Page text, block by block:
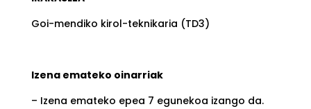
Goi-mendiko kirol-teknikaria (TD3)
Izena emateko oinarriak
– Izena emateko epea 7 egunekoa izango da.